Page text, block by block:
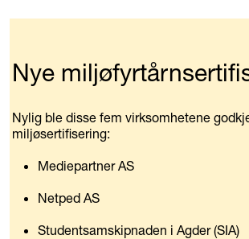
Nye
Nylig ble disse fem virksomhetene
miljøsertifisering:
Mediepartner AS
Netped AS
Studentsamskipnaden i Agder (SIA)